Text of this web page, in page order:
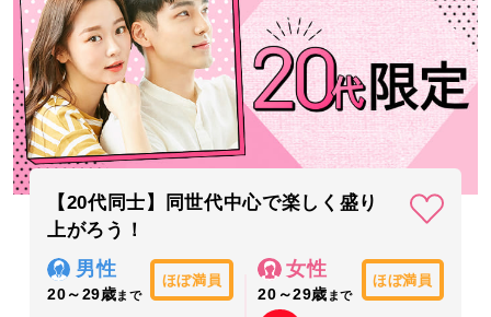
【20代同士】同世代中心で楽しく盛り
上がろう！
男性
20～29歳まで
ほぼ満員
女性
20～29歳 まで
ほぼ満員